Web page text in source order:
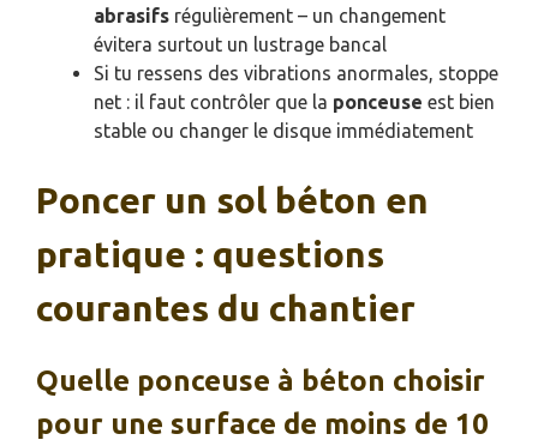
abrasifs régulièrement – un changement
évitera surtout un lustrage bancal
Si tu ressens des vibrations anormales, stoppe
net : il faut contrôler que la ponceuse est bien
stable ou changer le disque immédiatement
Poncer un sol béton en
pratique : questions
courantes du chantier
Quelle ponceuse à béton choisir
pour une surface de moins de 10